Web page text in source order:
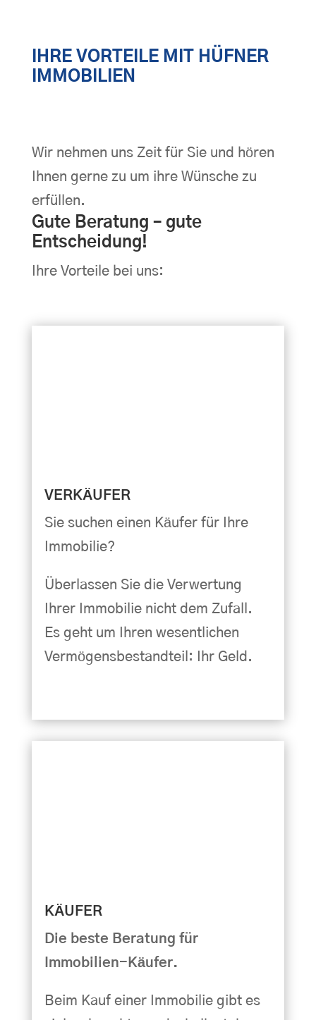
IHRE VORTEILE MIT HÜFNER
IMMOBILIEN
Wir nehmen uns Zeit für Sie und hören
Ihnen gerne zu um ihre Wünsche zu
erfüllen.
Gute Beratung – gute
Entscheidung!
Ihre Vorteile bei uns:
VERKÄUFER
Sie suchen einen Käufer für Ihre
Immobilie?
Überlassen Sie die Verwertung
Ihrer Immobilie nicht dem Zufall.
Es geht um Ihren wesentlichen
Vermögensbestandteil: Ihr Geld.
KÄUFER
Die beste Beratung für
Immobilien-Käufer.
Beim Kauf einer Immobilie gibt es